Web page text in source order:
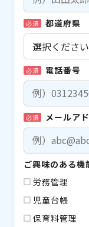
必須 都道府県
必須 電話番号
必須 メールア
ご興味のある機
労務管理
児童台帳
保育料管理